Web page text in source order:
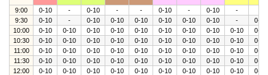
9:00 0-10 - 0-10 - - 0-10 - 0-10 -
9:30
0-10 - 0-10 0-10 0-10 0-10 0-10 0-10 -
0-10
10:00
0-10 0-10 0-10 0-10 0-10 0-10 0-10 0-10 0-10
0-10
10:30
0-10 0-10 0-10 0-10 0-10 0-10 0-10 0-10 0-10
0-10
11:00
0-10 0-10 0-10 0-10 0-10 0-10 0-10 0-10 0-10
0-10
11:30
0-10 0-10 0-10 0-10 0-10 0-10 0-10 0-10 0-10
0-10
12:00
0-10 0-10 0-10 0-10 0-10 0-10 0-10 0-10 0-10
0-10